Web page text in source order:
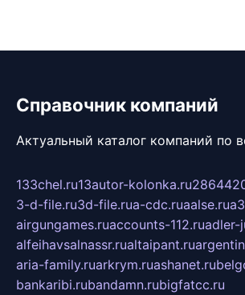
Справочник компаний
Актуальный каталог компаний по
133chel.ru13autor-kolonka.ru
3-d-file.ru3d-file.rua-cdc.ruaalse.ru
airgungames.ruaccounts-112.ruadler-
alfeihavsalnassr.rualtaipant.ru
aria-family.ruarkrym.ruashanet.ru
bankaribi.rubandamn.rubigfatcc.ru